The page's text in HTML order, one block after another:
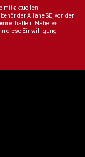
mit aktuellen
der Allane SE, von den
erhalten. Näheres
diese Einwilligung